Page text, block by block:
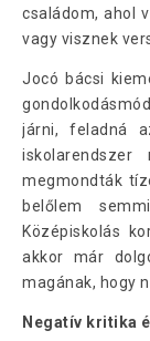
családom, ahol
vagy visznek
Jocó bácsi
járni, feladná
iskolarendszer
megmondták
belőlem
Középiskolás
akkor már
magának, hogy
Negatív kritika